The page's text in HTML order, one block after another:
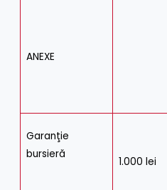
ANEXE
Garanţie
bursieră
1.000 lei